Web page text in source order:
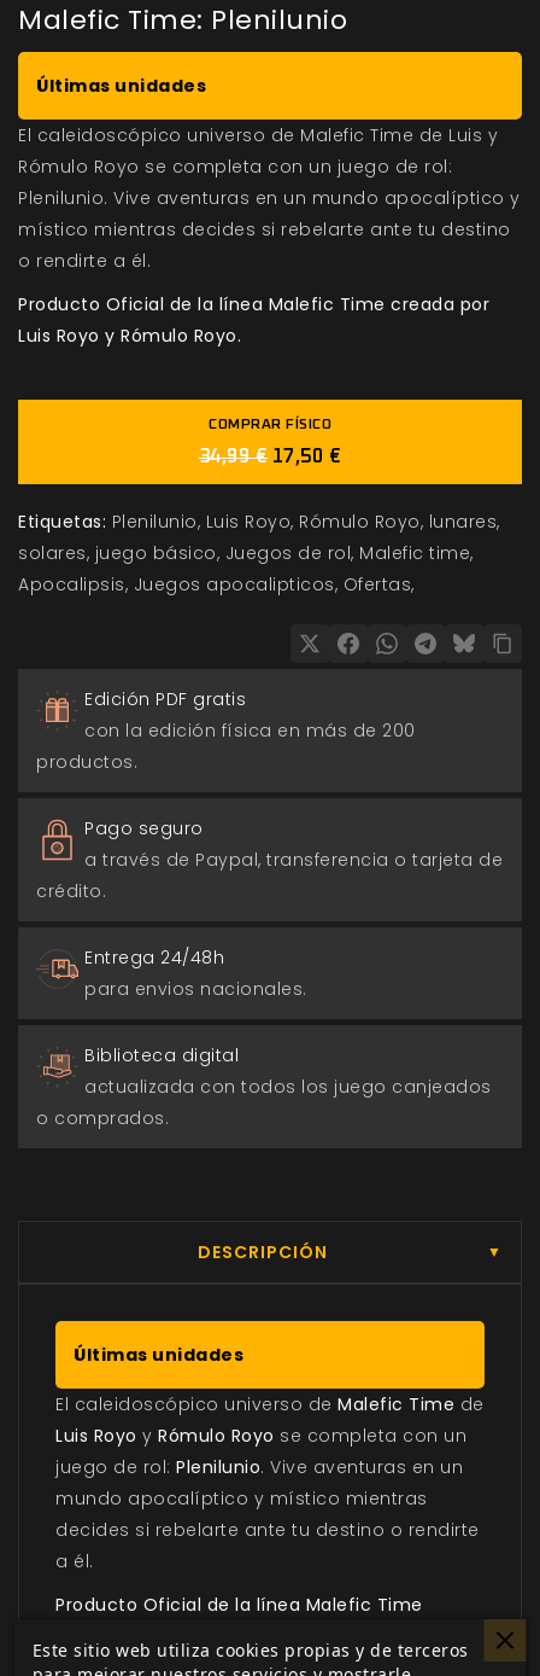
Malefic Time: Plenilunio
Últimas unidades
El caleidoscópico universo de Malefic Time de Luis y
Rómulo Royo se completa con un juego de rol:
Plenilunio. Vive aventuras en un mundo apocalíptico y
místico mientras decides si rebelarte ante tu destino
o rendirte a él.
Producto Oficial de la línea Malefic Time creada por
Luis Royo y Rómulo Royo.
COMPRAR FÍSICO
34,99 € 17,50 €
Etiquetas: Plenilunio Luis Royo Rómulo Royo lunares
solares juego básico Juegos de rol Malefic time
Apocalipsis Juegos apocalipticos Ofertas
Edición PDF gratis
con la edición física en más de 200
productos.
Pago seguro
a través de Paypal, transferencia o tarjeta de
crédito.
Entrega 24/48h
para envios nacionales.
Biblioteca digital
actualizada con todos los juego canjeados
o comprados.
DESCRIPCIÓN ▼
Últimas unidades
El caleidoscópico universo de Malefic Time de
Luis Royo y Rómulo Royo se completa con un
juego de rol: Plenilunio. Vive aventuras en un
mundo apocalíptico y místico mientras
decides si rebelarte ante tu destino o rendirte
a él.
Producto Oficial de la línea Malefic Time
Este sitio web utiliza cookies propias y de terceros